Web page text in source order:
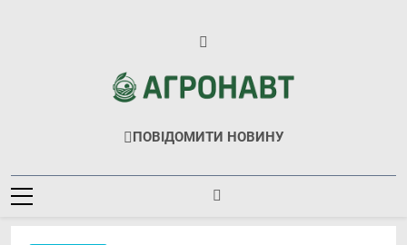
Агронавт
Новини Українського Агробізнесу
ПОВІДОМИТИ НОВИНУ